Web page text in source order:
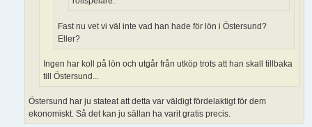
Fast nu vet vi väl inte vad han hade för lön i Östersund?
Eller?
Ingen har koll på lön och utgår från utköp trots att han skall tillbaka
till Östersund...
Östersund har ju stateat att detta var väldigt fördelaktigt för dem
ekonomiskt. Så det kan ju sällan ha varit gratis precis.